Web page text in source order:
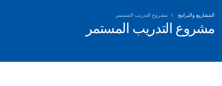
مشروع التدريب المستمر
المشاريع والبرامج مشروع التدريب المستمر